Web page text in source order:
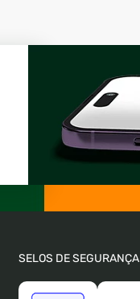
SELOS DE SEGURANÇA